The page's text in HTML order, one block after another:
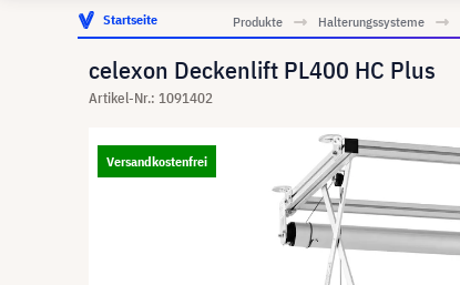
Startseite Produkte Halterungssysteme
celexon Deckenlift PL400 HC Plus
Artikel-Nr.: 1091402
Versandkostenfrei